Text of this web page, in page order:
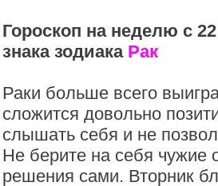
Гороскоп на неделю с
знака зодиака Рак
Раки больше всего
сложится довольно
слышать себя и не
Не берите на себя чужие
решения сами. Вторник